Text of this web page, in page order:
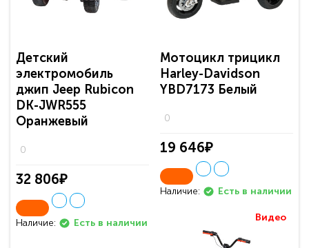
Детский
электромобиль
джип Jeep Rubicon
DK-JWR555
Оранжевый
0
32 806₽
Наличие: Есть в наличии
Мотоцикл трицикл
Harley-Davidson
YBD7173 Белый
0
19 646₽
Наличие: Есть в наличии
Видео